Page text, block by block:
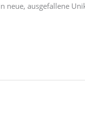
neue, ausgefallene